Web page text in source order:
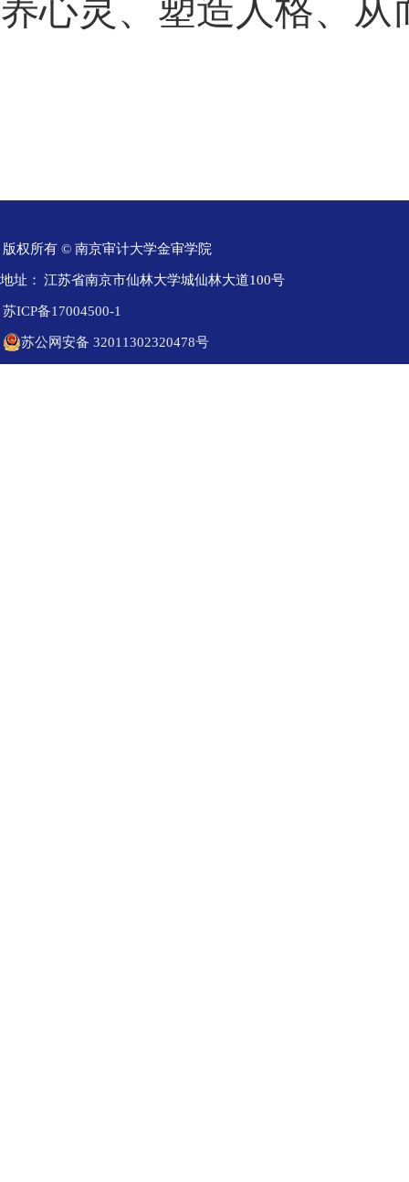
养心灵、塑造人格、
版权所有 © 南京审计大学金审学院
地址： 江苏省南京市仙林大学城仙林大道100号
苏ICP备17004500-1
苏公网安备 32011302320478号